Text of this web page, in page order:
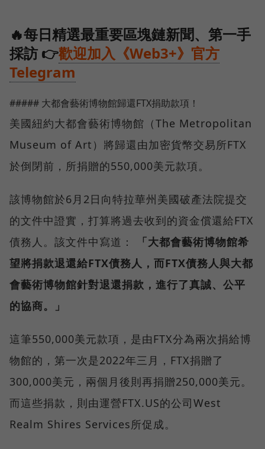
🔥每日精選最重要區塊鏈新聞、第一手
採訪 👉歡迎加入《Web3+》官方
Telegram
##### 大都會藝術博物館歸還FTX捐助款項！
美國紐約大都會藝術博物館（The Metropolitan
Museum of Art）將歸還由加密貨幣交易所FTX
於倒閉前，所捐贈的550,000美元款項。
該博物館於6月2日向特拉華州美國破產法院提交
的文件中證實，打算將過去收到的資金償還給FTX
債務人。該文件中寫道：
「大都會藝術博物館希
望將捐款退還給FTX債務人，而FTX債務人與大都
會藝術博物館針對退還捐款，進行了真誠、公平
的協商。」
這筆550,000美元款項，是由FTX分為兩次捐給博
物館的，第一次是2022年三月，FTX捐贈了
300,000美元，兩個月後則再捐贈250,000美元。
而這些捐款，則由運營FTX.US的公司West
Realm Shires Services所促成。